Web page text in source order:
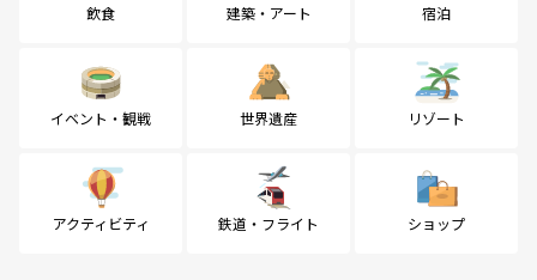
飲食 建築・アート 宿泊
イベント・観戦 世界遺産 リゾート
アクティビティ 鉄道・フライト ショップ